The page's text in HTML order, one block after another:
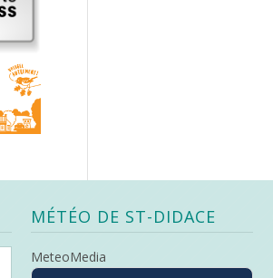
MÉTÉO DE ST-DIDACE
MeteoMedia